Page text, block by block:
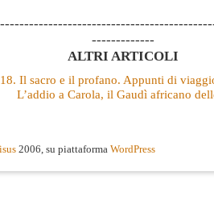
-------------
ALTRI ARTICOLI
Il sacro e il profano. Appunti di
L’addio a Carola, il Gaudì africano
2006, su piattaforma WordPress